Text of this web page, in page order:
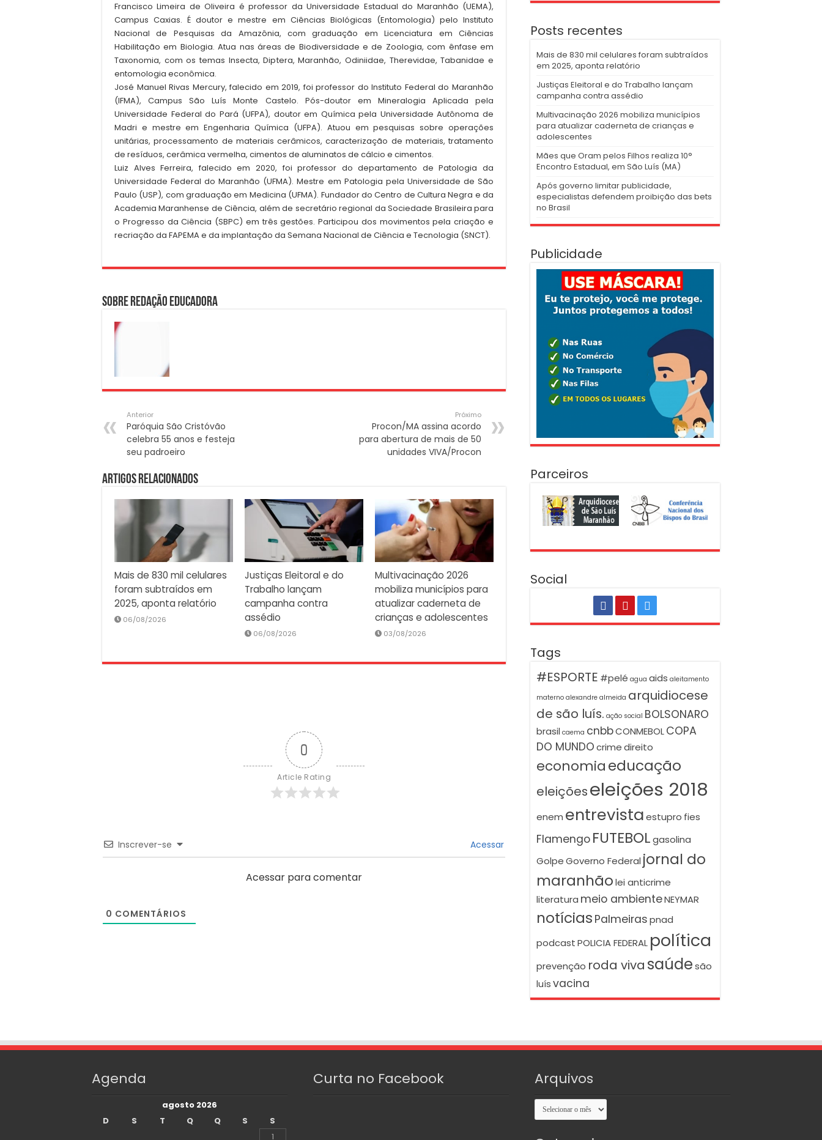
Francisco Limeira de Oliveira é professor da Universidade Estadual do Maranhão (UEMA),
Campus Caxias. É doutor e mestre em Ciências Biológicas (Entomologia) pelo Instituto
Nacional de Pesquisas da Amazônia, com graduação em Licenciatura em Ciências
Habilitação em Biologia. Atua nas áreas de Biodiversidade e de Zoologia, com ênfase em
Taxonomia, com os temas Insecta, Diptera, Maranhão, Odiniidae, Therevidae, Tabanidae e
entomologia econômica.
José Manuel Rivas Mercury, falecido em 2019, foi professor do Instituto Federal do Maranhão
(IFMA), Campus São Luís Monte Castelo. Pós-doutor em Mineralogia Aplicada pela
Universidade Federal do Pará (UFPA), doutor em Química pela Universidade Autônoma de
Madri e mestre em Engenharia Química (UFPA). Atuou em pesquisas sobre operações
unitárias, processamento de materiais cerâmicos, caracterização de materiais, tratamento
de resíduos, cerâmica vermelha, cimentos de aluminatos de cálcio e cimentos.
Luiz Alves Ferreira, falecido em 2020, foi professor do departamento de Patologia da
Universidade Federal do Maranhão (UFMA). Mestre em Patologia pela Universidade de São
Paulo (USP), com graduação em Medicina (UFMA). Fundador do Centro de Cultura Negra e da
Academia Maranhense de Ciência, além de secretário regional da Sociedade Brasileira para
o Progresso da Ciência (SBPC) em três gestões. Participou dos movimentos pela criação e
recriação da FAPEMA e da implantação da Semana Nacional de Ciência e Tecnologia (SNCT).
Sobre Redação Educadora
Anterior
Paróquia São Cristóvão
celebra 55 anos e festeja
seu padroeiro
Próximo
Procon/MA assina acordo
para abertura de mais de 50
unidades VIVA/Procon
Artigos Relacionados
Mais de 830 mil celulares
foram subtraídos em
2025, aponta relatório
06/08/2026
Justiças Eleitoral e do
Trabalho lançam
campanha contra
assédio
06/08/2026
Multivacinação 2026
mobiliza municípios para
atualizar caderneta de
crianças e adolescentes
03/08/2026
0
Article Rating
Inscrever-se Acessar
Acessar para comentar
0 COMENTÁRIOS
Posts recentes
Mais de 830 mil celulares foram subtraídos
em 2025, aponta relatório
Justiças Eleitoral e do Trabalho lançam
campanha contra assédio
Multivacinação 2026 mobiliza municípios
para atualizar caderneta de crianças e
adolescentes
Mães que Oram pelos Filhos realiza 10°
Encontro Estadual, em São Luís (MA)
Após governo limitar publicidade,
especialistas defendem proibição das bets
no Brasil
Publicidade
Parceiros
Social
Tags
#ESPORTE #pelé agua aids aleitamento
materno alexandre almeida arquidiocese
de são luís. ação social BOLSONARO
brasil caema cnbbCONMEBOLCOPA
DO MUNDOcrimedireito
economiaeducação
eleiçõeseleições 2018
enem entrevistaestupro fies
Flamengo FUTEBOLgasolina
GolpeGoverno Federal jornal do
maranhãolei anticrime
literatura meio ambienteNEYMAR
notícias Palmeiraspnad
podcastPOLICIA FEDERAL política
prevenção roda viva saúdesão
luísvacina
Agenda
agosto 2026
D
S T Q Q S
S
1
Curta no Facebook Arquivos
Arquivos